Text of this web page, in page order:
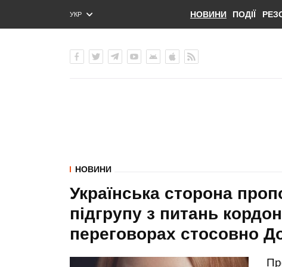
УКР
ENG
НОВИНИ ПОДІЇ
НОВИНИ
Українська сторона
підгрупу з питань
переговорах стосовно